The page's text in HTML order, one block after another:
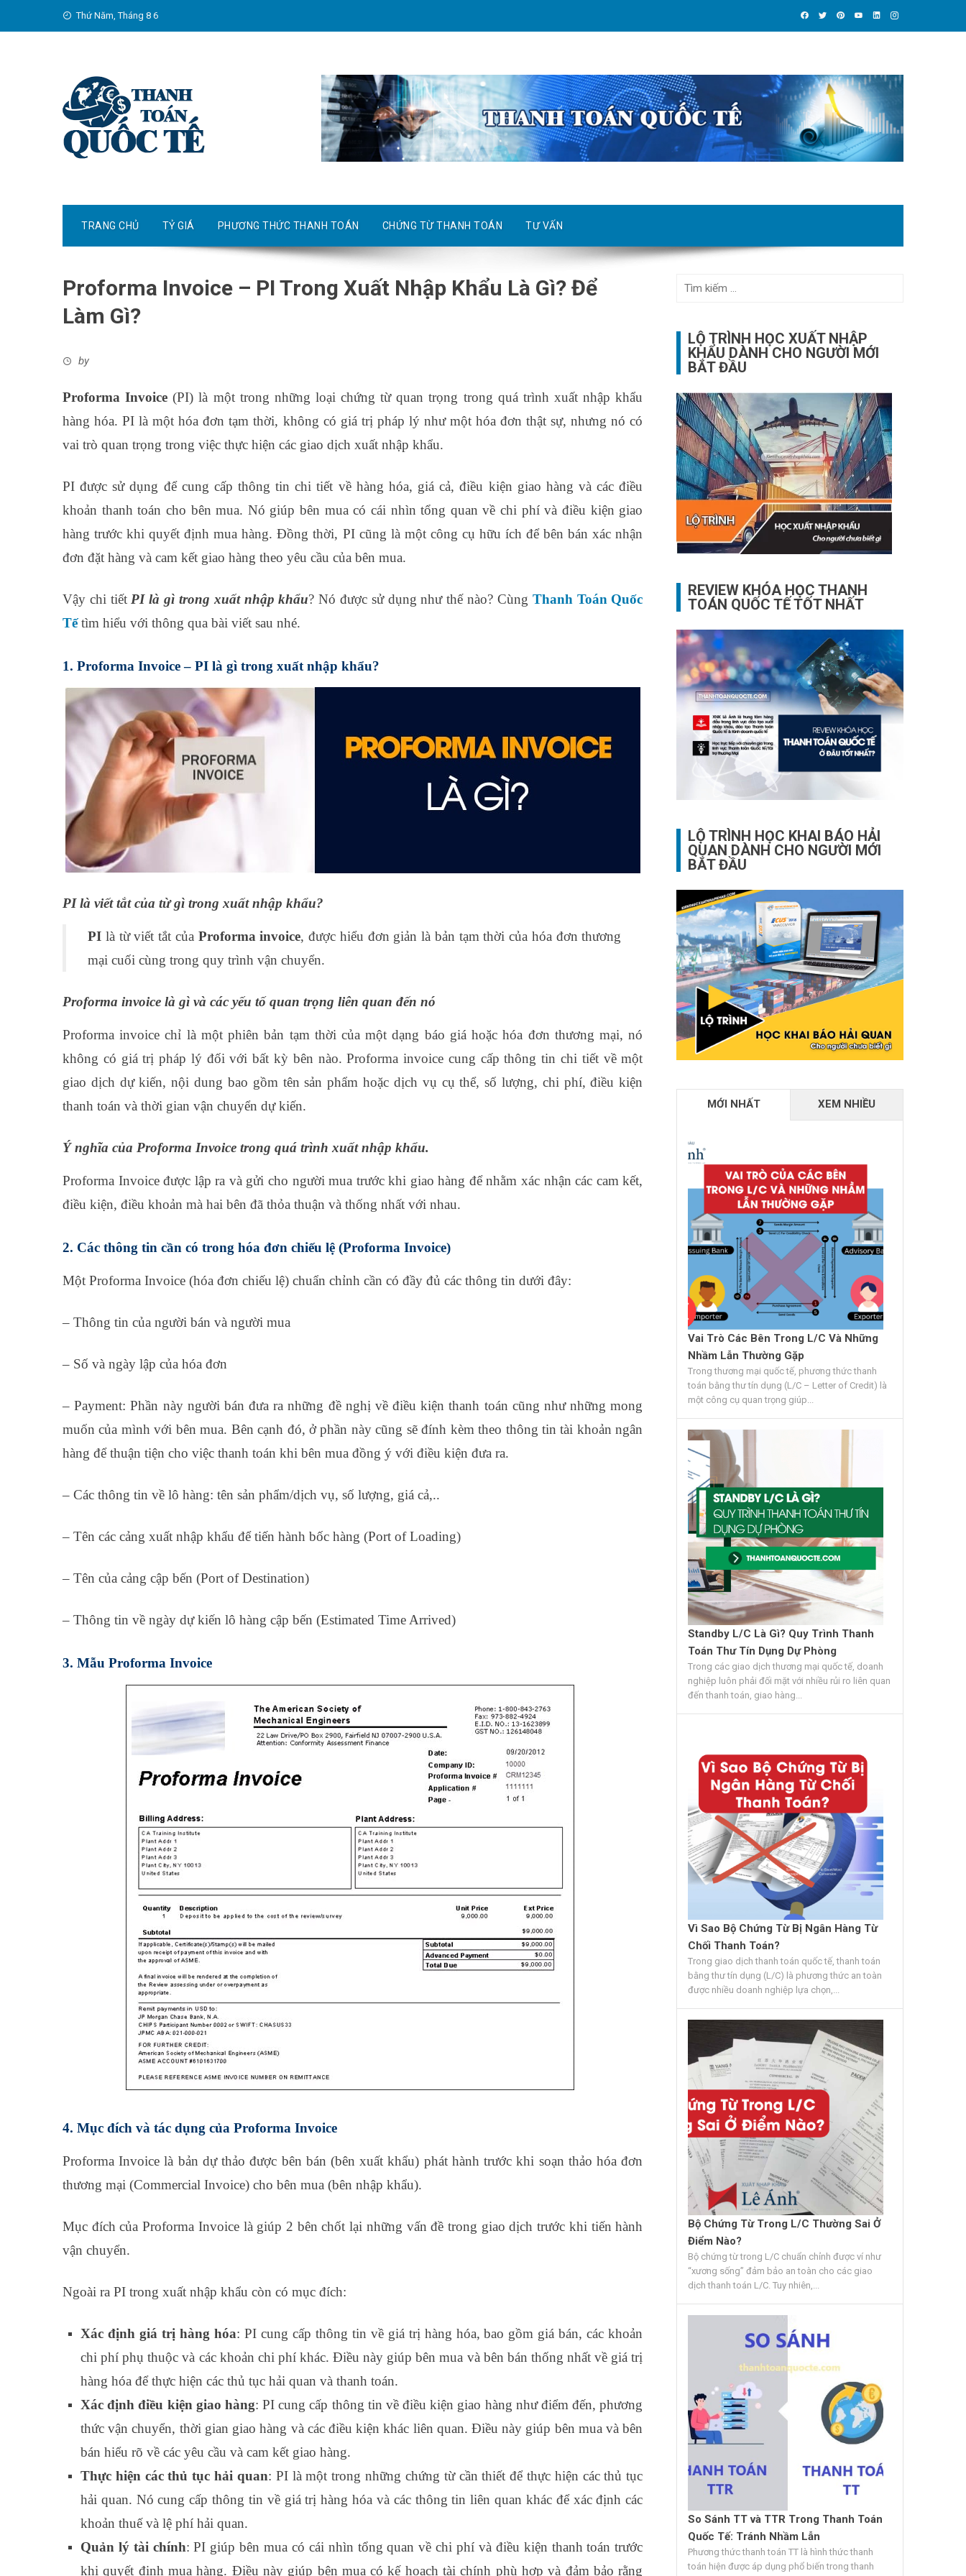
Thứ Năm, Tháng 8 6
TRANG CHỦ TỶ GIÁ PHƯƠNG THỨC THANH TOÁN CHỨNG TỪ THANH TOÁN TƯ VẤN
Proforma Invoice – PI Trong Xuất Nhập Khẩu Là Gì? Để
Làm Gì?
by
Proforma Invoice (PI) là một trong những loại chứng từ quan trọng trong quá trình xuất nhập khẩu
hàng hóa. PI là một hóa đơn tạm thời, không có giá trị pháp lý như một hóa đơn thật sự, nhưng nó có
vai trò quan trọng trong việc thực hiện các giao dịch xuất nhập khẩu.
PI được sử dụng để cung cấp thông tin chi tiết về hàng hóa, giá cả, điều kiện giao hàng và các điều
khoản thanh toán cho bên mua. Nó giúp bên mua có cái nhìn tổng quan về chi phí và điều kiện giao
hàng trước khi quyết định mua hàng. Đồng thời, PI cũng là một công cụ hữu ích để bên bán xác nhận
đơn đặt hàng và cam kết giao hàng theo yêu cầu của bên mua.
Vậy chi tiếtPI là gì trong xuất nhập khẩu? Nó được sử dụng như thế nào? Cùng Thanh Toán Quốc
Tếtìm hiểu với thông qua bài viết sau nhé.
1. Proforma Invoice – PI là gì trong xuất nhập khẩu?
PI là viết tắt của từ gì trong xuất nhập khẩu?
PI là từ viết tắt của Proforma invoice, được hiểu đơn giản là bản tạm thời của hóa đơn thương
mại cuối cùng trong quy trình vận chuyển.
Proforma invoice là gì và các yếu tố quan trọng liên quan đến nó
Proforma invoice chỉ là một phiên bản tạm thời của một dạng báo giá hoặc hóa đơn thương mại, nó
không có giá trị pháp lý đối với bất kỳ bên nào. Proforma invoice cung cấp thông tin chi tiết về một
giao dịch dự kiến, nội dung bao gồm tên sản phẩm hoặc dịch vụ cụ thể, số lượng, chi phí, điều kiện
thanh toán và thời gian vận chuyển dự kiến.
Ý nghĩa của Proforma Invoice trong quá trình xuất nhập khẩu.
Proforma Invoice được lập ra và gửi cho người mua trước khi giao hàng để nhằm xác nhận các cam kết,
điều kiện, điều khoản mà hai bên đã thỏa thuận và thống nhất với nhau.
2. Các thông tin cần có trong hóa đơn chiếu lệ (Proforma Invoice)
Một Proforma Invoice (hóa đơn chiếu lệ) chuẩn chỉnh cần có đầy đủ các thông tin dưới đây:
– Thông tin của người bán và người mua
– Số và ngày lập của hóa đơn
– Payment: Phần này người bán đưa ra những đề nghị về điều kiện thanh toán cũng như những mong
muốn của mình với bên mua. Bên cạnh đó, ở phần này cũng sẽ đính kèm theo thông tin tài khoản ngân
hàng để thuận tiện cho việc thanh toán khi bên mua đồng ý với điều kiện đưa ra.
– Các thông tin về lô hàng: tên sản phẩm/dịch vụ, số lượng, giá cả,..
– Tên các cảng xuất nhập khẩu để tiến hành bốc hàng (Port of Loading)
– Tên của cảng cập bến (Port of Destination)
– Thông tin về ngày dự kiến lô hàng cập bến (Estimated Time Arrived)
3. Mẫu Proforma Invoice
4. Mục đích và tác dụng của Proforma Invoice
Proforma Invoice là bản dự thảo được bên bán (bên xuất khẩu) phát hành trước khi soạn thảo hóa đơn
thương mại (Commercial Invoice) cho bên mua (bên nhập khẩu).
Mục đích của Proforma Invoice là giúp 2 bên chốt lại những vấn đề trong giao dịch trước khi tiến hành
vận chuyển.
Ngoài ra PI trong xuất nhập khẩu còn có mục đích:
Xác định giá trị hàng hóa: PI cung cấp thông tin về giá trị hàng hóa, bao gồm giá bán, các khoản
chi phí phụ thuộc và các khoản chi phí khác. Điều này giúp bên mua và bên bán thống nhất về giá trị
hàng hóa để thực hiện các thủ tục hải quan và thanh toán.
Xác định điều kiện giao hàng: PI cung cấp thông tin về điều kiện giao hàng như điểm đến, phương
thức vận chuyển, thời gian giao hàng và các điều kiện khác liên quan. Điều này giúp bên mua và bên
bán hiểu rõ về các yêu cầu và cam kết giao hàng.
Thực hiện các thủ tục hải quan: PI là một trong những chứng từ cần thiết để thực hiện các thủ tục
hải quan. Nó cung cấp thông tin về giá trị hàng hóa và các thông tin liên quan khác để xác định các
khoản thuế và lệ phí hải quan.
Quản lý tài chính: PI giúp bên mua có cái nhìn tổng quan về chi phí và điều kiện thanh toán trước
khi quyết định mua hàng. Điều này giúp bên mua có kế hoạch tài chính phù hợp và đảm bảo rằng
Tìm
LỘ TRÌNH HỌC XUẤT NHẬP
KHẨU DÀNH CHO NGƯỜI MỚI
BẮT ĐẦU
REVIEW KHÓA HỌC THANH
TOÁN QUỐC TẾ TỐT NHẤT
LỘ TRÌNH HỌC KHAI BÁO HẢI
QUAN DÀNH CHO NGƯỜI MỚI
BẮT ĐẦU
MỚI NHẤT XEM NHIỀU
Vai Trò Các Bên Trong L/C Và Những
Nhầm Lẫn Thường Gặp
Trong thương mại quốc tế, phương thức thanh
toán bằng thư tín dụng (L/C – Letter of Credit) là
một công cụ quan trọng giúp...
Standby L/C Là Gì? Quy Trình Thanh
Toán Thư Tín Dụng Dự Phòng
Trong các giao dịch thương mại quốc tế, doanh
nghiệp luôn phải đối mặt với nhiều rủi ro liên quan
đến thanh toán, giao hàng...
Vì Sao Bộ Chứng Từ Bị Ngân Hàng Từ
Chối Thanh Toán?
Trong giao dịch thanh toán quốc tế, thanh toán
bằng thư tín dụng (L/C) là phương thức an toàn
được nhiều doanh nghiệp lựa chọn,...
Bộ Chứng Từ Trong L/C Thường Sai Ở
Điểm Nào?
Bộ chứng từ trong L/C chuẩn chỉnh được ví như
“xương sống” đảm bảo an toàn cho các giao
dịch thanh toán L/C. Tuy nhiên,...
So Sánh TT và TTR Trong Thanh Toán
Quốc Tế: Tránh Nhầm Lẫn
Phương thức thanh toán TT là hình thức thanh
toán hiện được áp dụng phổ biến trong thanh